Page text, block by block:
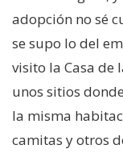
adopción no sé
se supo lo del
visito la Casa de
unos sitios
la misma
camitas y otros